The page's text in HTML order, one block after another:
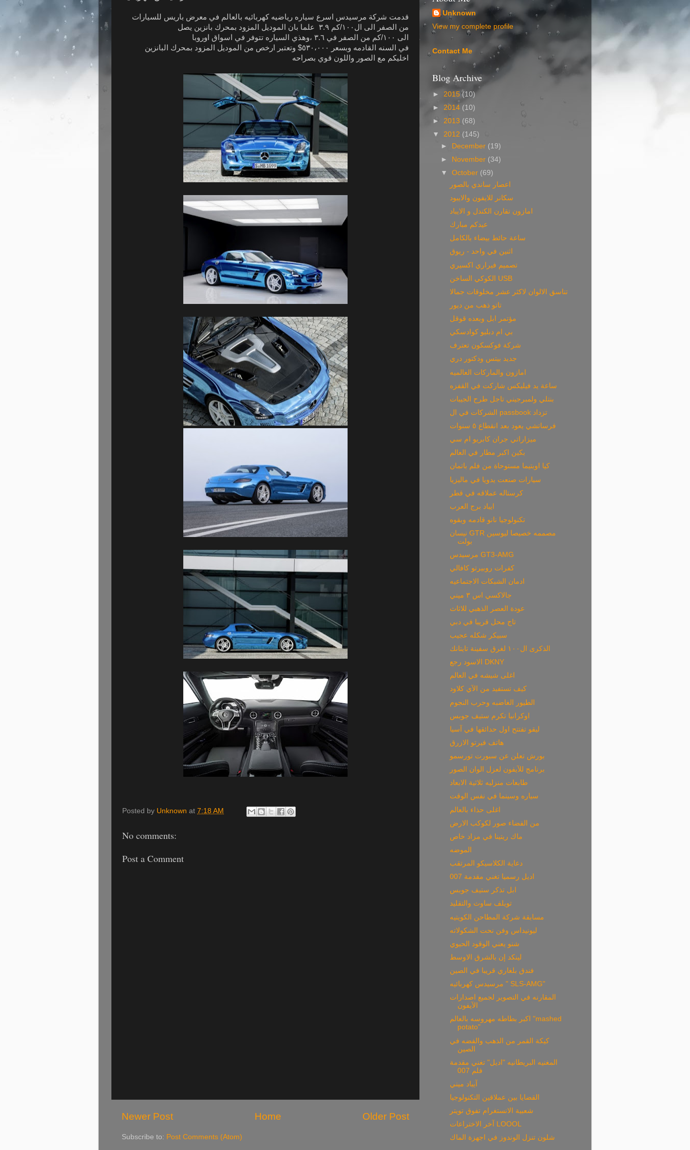
قدمت شركة مرسيدس اسرع سياره رياضيه كهربائيه بالعالم في معرض باريس للسيارات
من الصفر الى ال١٠٠/كم ٣.٩ علما بان الموديل المزود بمحرك بانزين يصل
الى ١٠٠/كم من الصفر في ٣.٦ ،وهذي السياره تتوفر في اسواق اوروبا
في السنه القادمه وبسعر ٥٣٠،٠٠٠$ وتعتبر ارخص من الموديل المزود بمحرك البانزين
اخليكم مع الصور واللون قوي بصراحه
Posted by Unknown at 7:18 AM
No comments:
Post a Comment
Newer Post Older Post
Home
Subscribe to: Post Comments (Atom)
Unknown
View my complete profile
Contact Me
Blog Archive
► 2015(10)
► 2014 (10)
► 2013 (68)
▼ 2012 (145)
►
December (19)
►
November (34)
▼October (69)
اعصار ساندي بالصور
سكانر للايفون والايبود
امازون تقارن الكندل و الايباد
عيدكم مبارك
ساعة حائط بيضاء بالكامل
اثنين في واحد - ريوق
تصميم فيراري اكسيري
الكوكي الساخن USB
تناسق الالوان لاكثر عشر مخلوقات جمالا
تاتو ذهب من ديور
مؤتمر ابل وبعده قوقل
بي ام دبليو كوادسكي
شركة فوكسكون تعترف
جديد بيتس ودكتور دري
امازون والماركات العالميه
ساعة يد فيليكس شاركت في القفزه
بنتلي ولمبرجيني تاجل طرح الجيبات
الشركات في ال passbook تزداد
فرساتشي يعود بعد انقطاع ٥ سنوات
ميزاراتي جران كابريو ام سي
بكين اكبر مطار في العالم
كيا اوبتيما مستوحاة من فلم باتمان
سيارات صنعت يدويا في ماليزيا
كرستاله عملاقه في قطر
ايباد برج العرب
تكنولوجيا نانو قادمه وبقوه
نيسان GTR مصممه خصيصا ليوسين
بولت
مرسيدس GT3-AMG
كفرات روبيرتو كافالي
ادمان الشبكات الاجتماعيه
جالاكسي اس ٣ ميني
عودة العصر الذهبي للاثاث
تاج محل قريبا في دبي
سبيكر شكله عجيب
الذكرى ال١٠٠ لغرق سفينة تايتانك
الاسود رجع DKNY
اغلى شيشه في العالم
كيف تستفيد من الآي كلاود
الطيور الغاضبه وحرب النجوم
اوكرانيا تكرم ستيف جوبس
ليقو تفتتح اول حدائقها في آسيا
هاتف فيرتو الازرق
بورش تعلن عن سبورت تورسمو
برنامج للآيفون لعزل الوان الصور
طابعات منزليه ثلاثية الابعاد
سياره وسينما في نفس الوقت
اغلى حذاء بالعالم
من الفضاء صور لكوكب الارض
ماك ريتينا في مزاد خاص
الموضه
دعاية الكلاسيكو المرتقب
اديل رسميا تغني مقدمة 007
ابل تذكر ستيف جوبس
تويلف ساوث والتقليد
مسابقة شركة المطاحن الكويتيه
ليونيداس وفن نحت الشكولاته
شنو يعني الوقود الحيوي
لينكد إن بالشرق الاوسط
فندق بلغاري قريبا في الصين
مرسيدس كهربائيه " SLS-AMG"
المقارنه في التصوير لجميع اصدارات
الآيفون
اكبر بطاطه مهروسه بالعالم "mashed
potato"
كيكة القمر من الذهب والفضه في
الصين
المغنيه البريطانيه "اديل" تغني مقدمة
فلم 007
آيباد ميني
القضايا بين عملاقين التكنولوجيا
شعبية الانستغرام تفوق تويتر
آخر الاختراعات LOOOL
شلون تنزل الوندوز في اجهزة الماك